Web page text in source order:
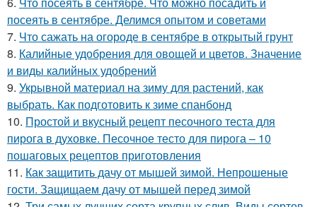
посеять в сентябре. Делимся опытом и советами
7. Что сажать на огороде в сентябре в открытый грунт
8. Калийные удобрения для овощей и цветов. Значение
и виды калийных удобрений
9. Укрывной материал на зиму для растений, как
выбрать. Как подготовить к зиме спанбонд
10. Простой и вкусный рецепт песочного теста для
пирога в духовке. Песочное тесто для пирога – 10
пошаговых рецептов приготовления
11. Как защитить дачу от мышей зимой. Непрошеные
гости. Защищаем дачу от мышей перед зимой